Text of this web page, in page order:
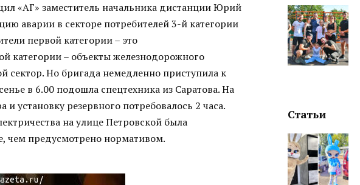
«АГ» заместитель начальника дистанции Юрий
аварии в секторе потребителей 3-й категории
первой категории – это
категории – объекты железнодорожного
сектор. Но бригада немедленно приступила к
в 6.00 подошла спецтехника из Саратова. На
установку резервного потребовалось 2 часа.
на улице Петровской была
чем предусмотрено нормативом.
Статьи